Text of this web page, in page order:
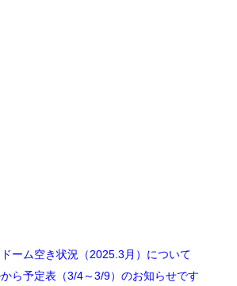
ーム空き状況（2025.3月）について
ら予定表（3/4～3/9）のお知らせです